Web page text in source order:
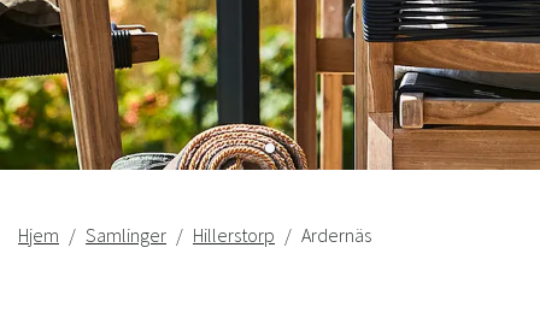
Norge
Suomi
Hjem Samlinger Hillerstorp Ardernäs